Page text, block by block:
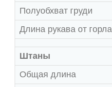
Полуобхват груди
Длина рукава от горла
Штаны
Общая длина